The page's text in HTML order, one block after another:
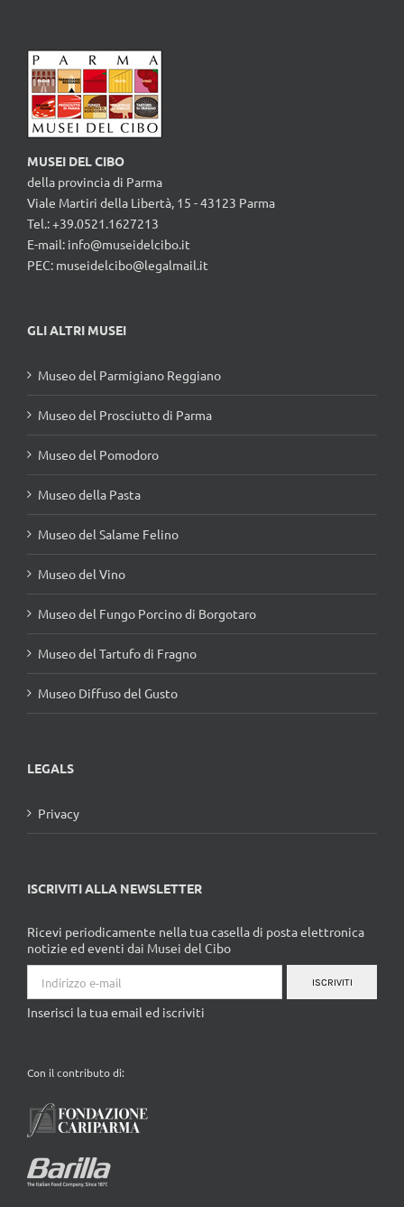
MUSEI DEL CIBO
della provincia di Parma
Viale Martiri della Libertà, 15 - 43123 Parma
Tel.: +39.0521.1627213
E-mail: info@museidelcibo.it
PEC: museidelcibo@legalmail.it
GLI ALTRI MUSEI
Museo del Parmigiano Reggiano
Museo del Prosciutto di Parma
Museo del Pomodoro
Museo della Pasta
Museo del Salame Felino
Museo del Vino
Museo del Fungo Porcino di Borgotaro
Museo del Tartufo di Fragno
Museo Diffuso del Gusto
LEGALS
Privacy
ISCRIVITI ALLA NEWSLETTER
Ricevi periodicamente nella tua casella di posta elettronica
notizie ed eventi dai Musei del Cibo
ISCRIVITI
Inserisci la tua email ed iscriviti
Con il contributo di: